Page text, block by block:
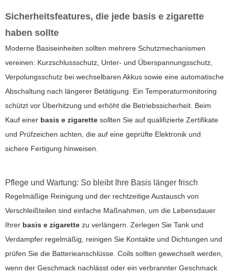
Sicherheitsfeatures, die jede basis e zigarette
haben sollte
Moderne Basiseinheiten sollten mehrere Schutzmechanismen
vereinen: Kurzschlussschutz, Unter- und Überspannungsschutz,
Verpolungsschutz bei wechselbaren Akkus sowie eine automatische
Abschaltung nach längerer Betätigung. Ein Temperaturmonitoring
schützt vor Überhitzung und erhöht die Betriebssicherheit. Beim
Kauf einer basis e zigarette sollten Sie auf qualifizierte Zertifikate
und Prüfzeichen achten, die auf eine geprüfte Elektronik und
sichere Fertigung hinweisen.
Pflege und Wartung: So bleibt Ihre Basis länger frisch
Regelmäßige Reinigung und der rechtzeitige Austausch von
Verschleißteilen sind einfache Maßnahmen, um die Lebensdauer
Ihrer basis e zigarette zu verlängern. Zerlegen Sie Tank und
Verdampfer regelmäßig, reinigen Sie Kontakte und Dichtungen und
prüfen Sie die Batterieanschlüsse. Coils sollten gewechselt werden,
wenn der Geschmack nachlässt oder ein verbrannter Geschmack